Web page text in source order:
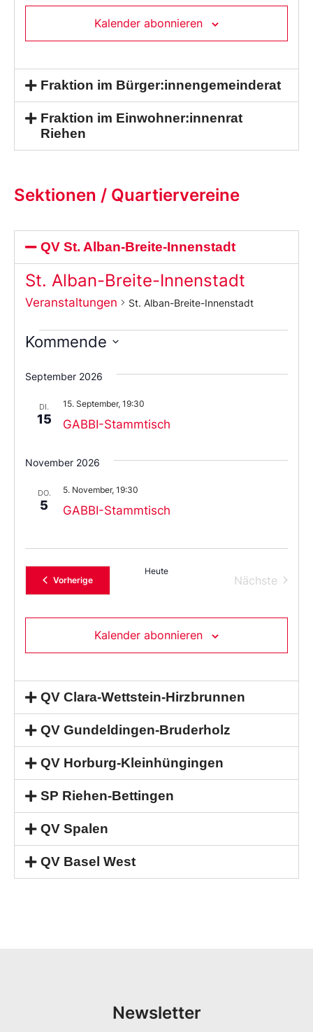
Kalender abonnieren
Fraktion im Bürger:innengemeinderat
Fraktion im Einwohner:innenrat
Riehen
Sektionen / Quartiervereine
QV St. Alban-Breite-Innenstadt
St. Alban-Breite-Innenstadt
Veranstaltungen St. Alban-Breite-Innenstadt
Kommende
Sie
das
aus.
September 2026
DI.
15 GABBI-Stammtisch
15. September, 19:30
November 2026
DO.
5 GABBI-Stammtisch
5. November, 19:30
VorherigeVeranstaltungen
Heute
Nächste
Kalender abonnieren
QV Clara-Wettstein-Hirzbrunnen
QV Gundeldingen-Bruderholz
QV Horburg-Kleinhüngingen
SP Riehen-Bettingen
QV Spalen
QV Basel West
Newsletter